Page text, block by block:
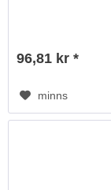
96,81 kr *
minns